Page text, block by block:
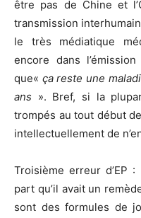
être pas de Chine et
transmission
le très médiatique
encore dans l’émission
que« ça reste une
ans ». Bref, si la
trompés au tout début
intellectuellement de
Troisième erreur d’EP
part qu’il avait un
sont des formules de